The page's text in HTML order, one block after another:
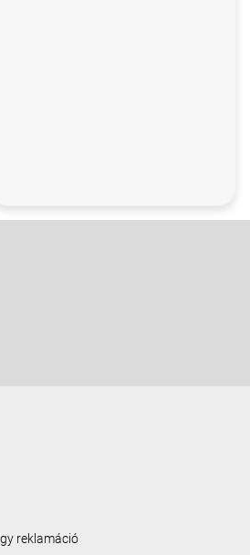
reklamáció